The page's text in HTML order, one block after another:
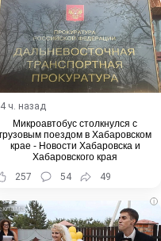
ч. назад
Микроавтобус столкнулся с
грузовым поездом в Хабаровском
крае - Новости Хабаровска и
Хабаровского края
257
54 49
i